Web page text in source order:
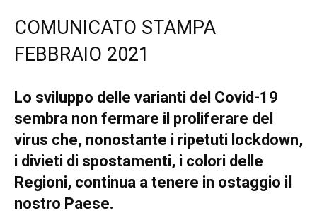
COMUNICATO STAMPA
FEBBRAIO 2021
Lo sviluppo delle varianti del Covid-19
sembra non fermare il proliferare del
virus che, nonostante i ripetuti lockdown,
i divieti di spostamenti, i colori delle
Regioni, continua a tenere in ostaggio il
nostro Paese.